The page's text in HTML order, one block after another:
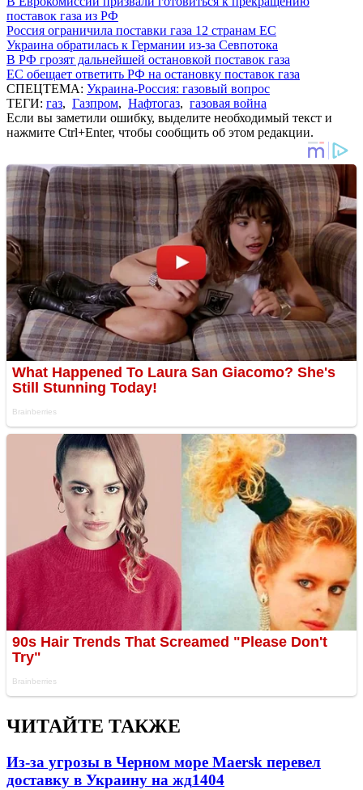
поставок газа из РФ
Россия ограничила поставки газа 12 странам ЕС
Украина обратилась к Германии из-за Севпотока
В РФ грозят дальнейшей остановкой поставок газа
ЕС обещает ответить РФ на остановку поставок газа
СПЕЦТЕМА: Украина-Россия: газовый вопрос
ТЕГИ: газ, Газпром, Нафтогаз, газовая война
Если вы заметили ошибку, выделите необходимый текст и
нажмите Ctrl+Enter, чтобы сообщить об этом редакции.
ЧИТАЙТЕ ТАКЖЕ
Из-за угрозы в Черном море Maersk перевел
доставку в Украину на жд1404